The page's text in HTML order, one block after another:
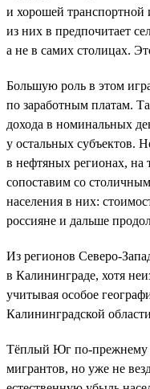
и хорошей
из них в предпочитает
а не в самих столицах.
Большую роль в этом
по заработным платам.
дохода в номинальных
у остальных субъектов.
в нефтяных регионах, на
сопоставим со
населения в них:
россияне и дальше
Из регионов Северо-
в Калининграде, хотя
учитывая особое
Калининградской
Тёплый Юг по-прежнему
мигрантов, но уже не